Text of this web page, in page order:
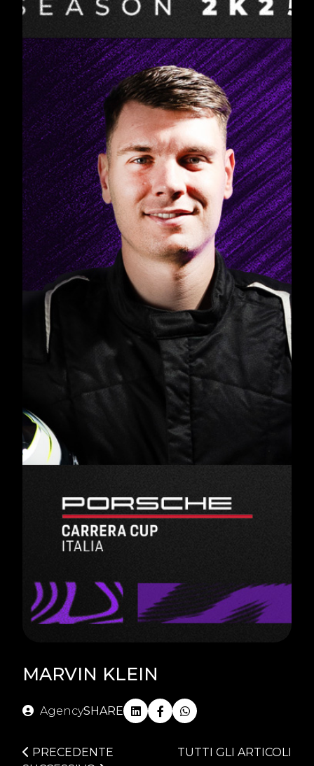
MARVIN KLEIN
AgencySHARE
PRECEDENTE
TUTTI GLI ARTICOLI